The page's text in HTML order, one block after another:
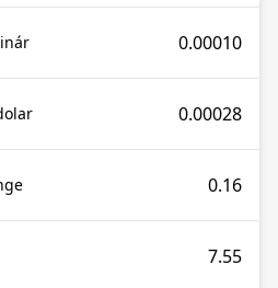
0.00010
0.00028
0.16
7.55